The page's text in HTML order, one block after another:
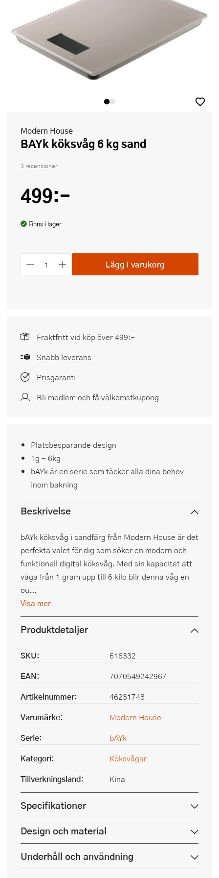
Modern House
bAYk köksvåg 6 kg sand
3 recensioner
499:-
Finns i lager
Lägg i varukorg
Fraktfritt vid köp över 499:-
Snabb leverans
Prisgaranti
Bli medlem och få välkomstkupong
Platsbesparande design
1g - 6kg
bAYk är en serie som täcker alla dina behov
inom bakning
Beskrivelse
bAYk köksvåg i sandfärg från Modern House är det
perfekta valet för dig som söker en modern och
funktionell digital köksvåg. Med sin kapacitet att
väga från 1 gram upp till 6 kilo blir denna våg en
ou...
Visa mer
Produktdetaljer
SKU:
616332
EAN:
7070549242967
Artikelnummer:
46231748
Varumärke:
Modern House
Serie:
bAYk
Kategori:
Köksvågar
Tillverkningsland:
Kina
Specifikationer
Design och material
Underhåll och användning